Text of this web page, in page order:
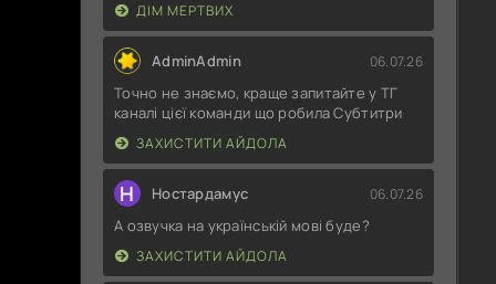
ДІМ МЕРТВИХ
AdminAdmin 06.07.26
Точно не знаємо, краще запитайте у ТГ
каналі цієї команди що робила Субтитри
ЗАХИСТИТИ АЙДОЛА
Н Ностардамус 06.07.26
А озвучка на українській мові буде?
ЗАХИСТИТИ АЙДОЛА